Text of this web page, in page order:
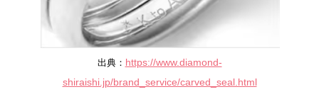
出典： https://www.diamond-
shiraishi.jp/brand_service/carved_seal.html